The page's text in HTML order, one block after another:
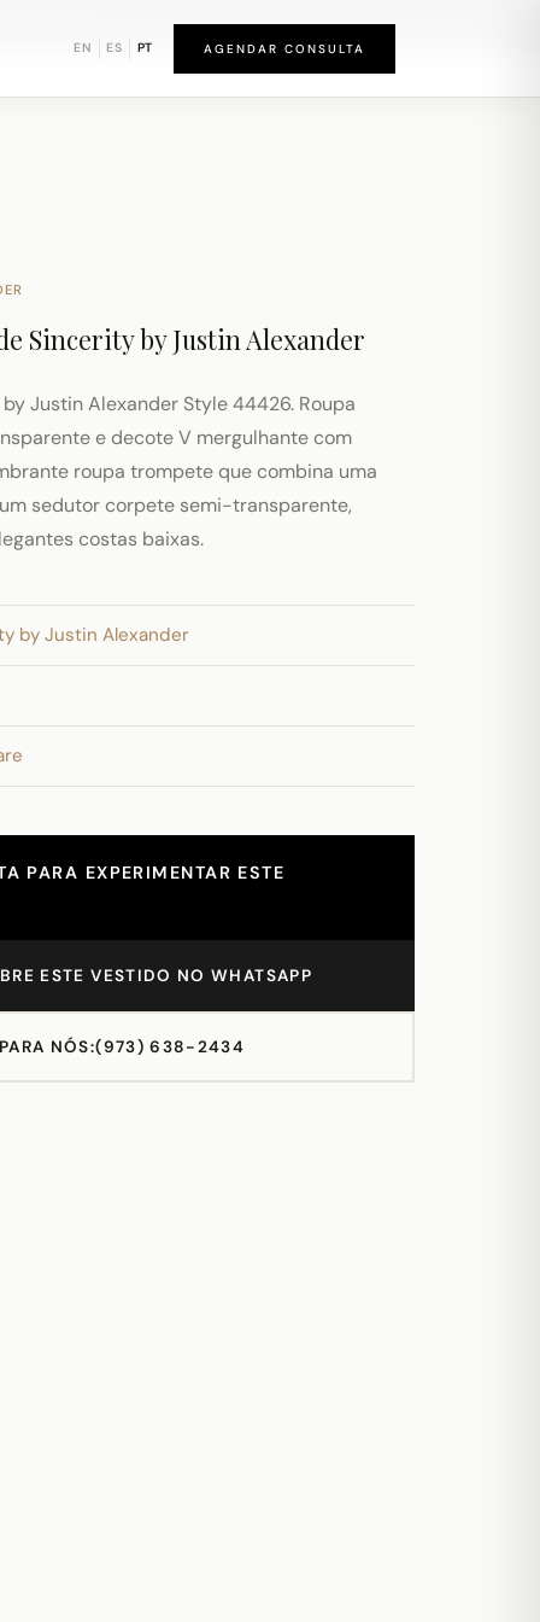
EN ES PT AGENDAR CONSULTA
Sincerity by Justin Alexander
Justin Alexander Style 44426. Roupa
e decote V mergulhante com
roupa trompete que combina uma
sedutor corpete semi-transparente,
costas baixas.
by Justin Alexander
PARA EXPERIMENTAR ESTE
ESTE VESTIDO NO WHATSAPP
NÓS:(973) 638-2434